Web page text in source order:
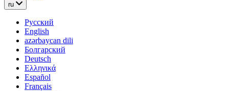
ru
Русский
English
azərbaycan dili
Болгарский
Deutsch
Ελληνικά
Español
Français